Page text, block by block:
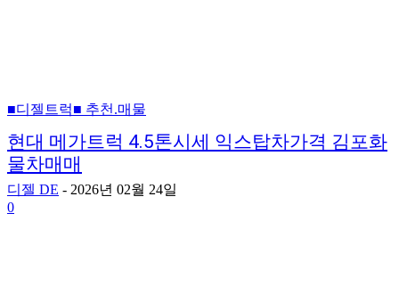
■디젤트럭■ 추천.매물
현대 메가트럭 4.5톤시세 익스탑차가격 김포화
물차매매
디젤 DE - 2026년 02월 24일
0